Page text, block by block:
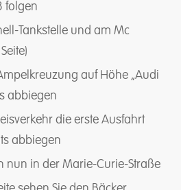
folgen
Tankstelle und am Mc
auf Höhe „Audi
abbiegen
die erste Ausfahrt
abbiegen
nun in der Marie-Curie-Straße